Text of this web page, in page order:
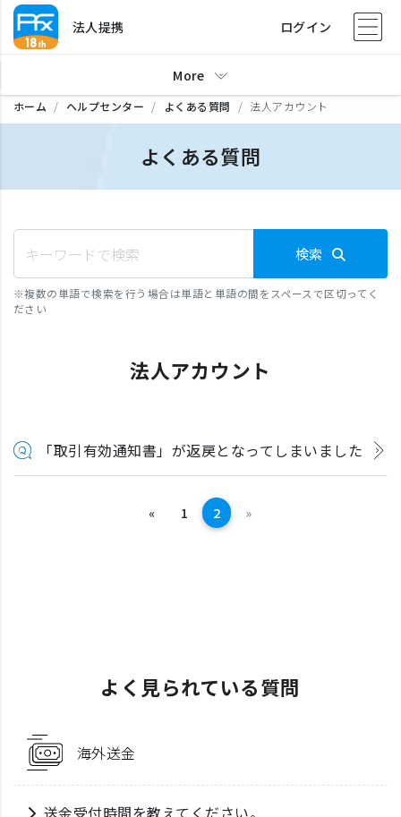
法人提携 ログイン
More
ホーム ヘルプセンター よくある質問 法人アカウント
よくある質問
検索
※複数の単語で検索を行う場合は単語と単語の間をスペースで区切ってく
ださい
法人アカウント
「取引有効通知書」が返戻となってしまいました
«前へ 1 2 »次へ
よく見られている質問
海外送金
送金受付時間を教えてください。